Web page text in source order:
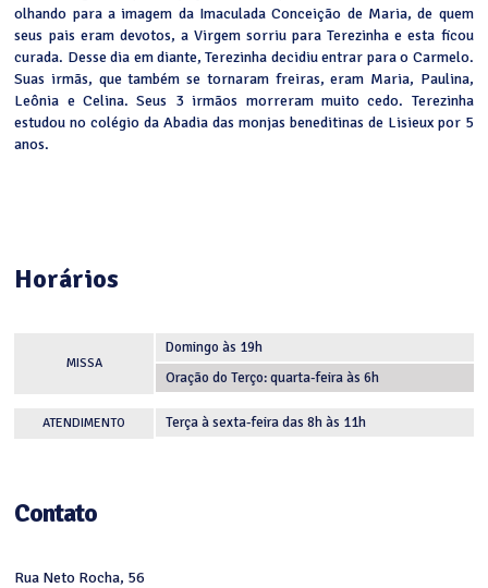
olhando para a imagem da Imaculada Conceição de Maria, de quem
seus pais eram devotos, a Virgem sorriu para Terezinha e esta ficou
curada. Desse dia em diante, Terezinha decidiu entrar para o Carmelo.
Suas irmãs, que também se tornaram freiras, eram Maria, Paulina,
Leônia e Celina. Seus 3 irmãos morreram muito cedo. Terezinha
estudou no colégio da Abadia das monjas beneditinas de Lisieux por 5
anos.
Horários
MISSA
Domingo às 19h
Oração do Terço: quarta-feira às 6h
ATENDIMENTO Terça à sexta-feira das 8h às 11h
Contato
Rua Neto Rocha, 56